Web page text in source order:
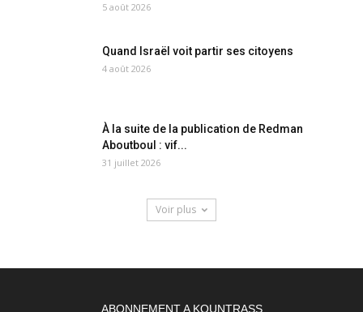
5 août 2026
Quand Israël voit partir ses citoyens
4 août 2026
À la suite de la publication de Redman
Aboutboul : vif...
31 juillet 2026
Voir plus
ABONNEMENT A KOUNTRASS